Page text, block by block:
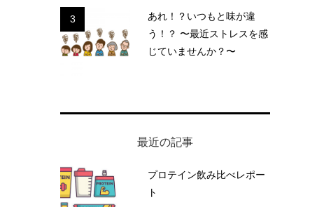
3
あれ！？いつもと味が違
う！？ 〜最近ストレスを感
じていませんか？〜
最近の記事
プロテイン飲み比べレポー
ト